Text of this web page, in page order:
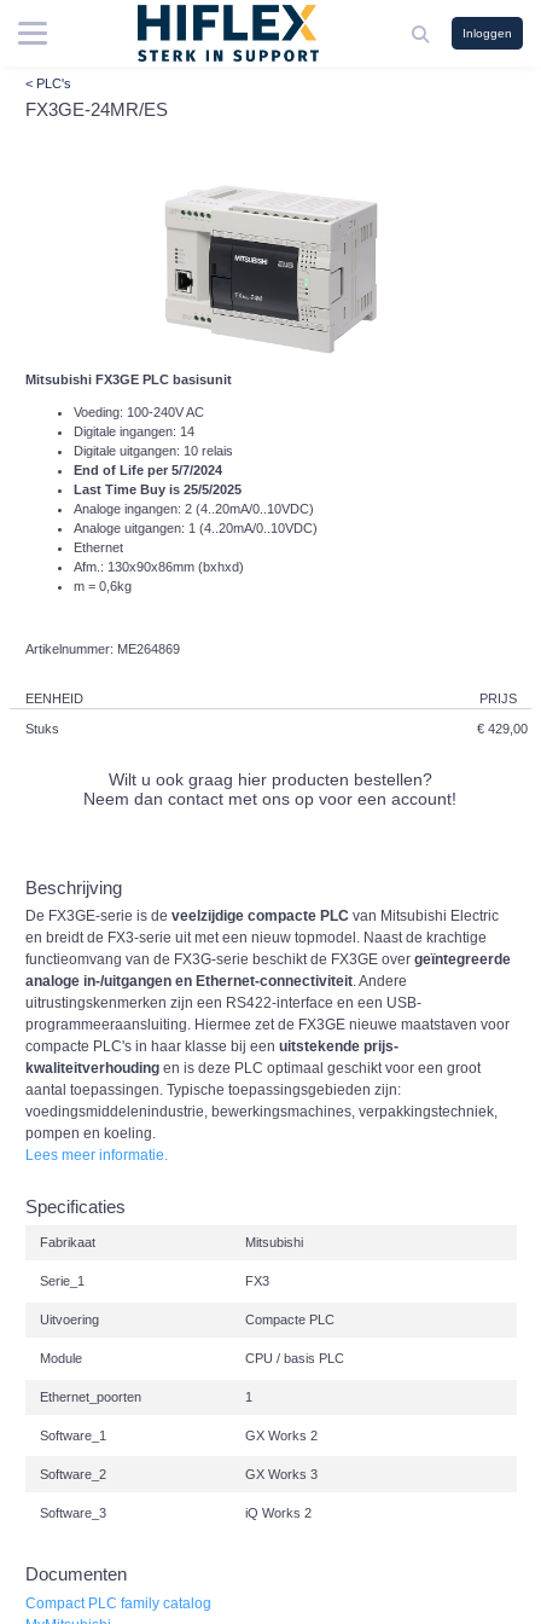
Inloggen
< PLC's
FX3GE-24MR/ES
Mitsubishi FX3GE PLC basisunit
Voeding: 100-240V AC
Digitale ingangen: 14
Digitale uitgangen: 10 relais
End of Life per 5/7/2024
Last Time Buy is 25/5/2025
Analoge ingangen: 2 (4..20mA/0..10VDC)
Analoge uitgangen: 1 (4..20mA/0..10VDC)
Ethernet
Afm.: 130x90x86mm (bxhxd)
m = 0,6kg
Artikelnummer: ME264869
EENHEID PRIJS
Stuks € 429,00
Wilt u ook graag hier producten bestellen?
Neem dan contact met ons op voor een account!
Beschrijving
De FX3GE-serie is de veelzijdige compacte PLC van Mitsubishi Electric
en breidt de FX3-serie uit met een nieuw topmodel. Naast de krachtige
functieomvang van de FX3G-serie beschikt de FX3GE over geïntegreerde
analoge in-/uitgangen en Ethernet-connectiviteit. Andere
uitrustingskenmerken zijn een RS422-interface en een USB-
programmeeraansluiting. Hiermee zet de FX3GE nieuwe maatstaven voor
compacte PLC's in haar klasse bij een uitstekende prijs-
kwaliteitverhoudingen is deze PLC optimaal geschikt voor een groot
aantal toepassingen. Typische toepassingsgebieden zijn:
voedingsmiddelenindustrie, bewerkingsmachines, verpakkingstechniek,
pompen en koeling.
Lees meer informatie.
Specificaties
Fabrikaat Mitsubishi
Serie_1 FX3
Uitvoering Compacte PLC
Module CPU / basis PLC
Ethernet_poorten 1
Software_1 GX Works 2
Software_2 GX Works 3
Software_3 iQ Works 2
Documenten
Compact PLC family catalog